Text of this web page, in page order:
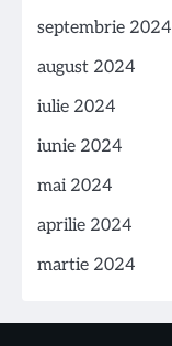
septembrie 2024
august 2024
iulie 2024
iunie 2024
mai 2024
aprilie 2024
martie 2024